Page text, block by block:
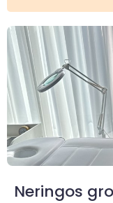
Neringos